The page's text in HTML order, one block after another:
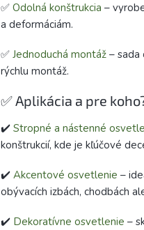
✅ Odolná konštrukcia –
a deformáciám.
✅ Jednoduchá montáž – sada
rýchlu montáž.
✅ Aplikácia a pre
✔️ Stropné a nástenné
konštrukcií, kde je kľúčové
✔️ Akcentové osvetlenie –
obývacích izbách, chodbách
✔️ Dekoratívne osvetlenie –